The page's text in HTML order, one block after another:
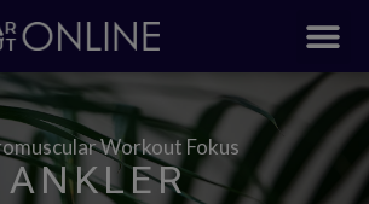
Workout Fokus
ANKLER